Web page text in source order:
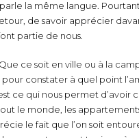
la même langue.
de savoir apprécier
partie de nous.
ce soit en ville ou à la
constater à quel point
ce qui nous permet d’avoir
le monde, les
le fait que l’on soit